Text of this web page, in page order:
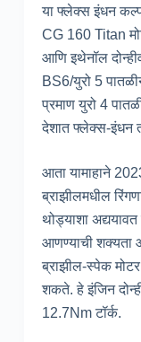
या फ्लेक्स इंधन
CG 160 Titan
आणि इथेनॉल
BS6/युरो 5
प्रमाण युरो 4
देशात फ्लेक्स-इंधन
आता यामाहाने
ब्राझीलमधील
थोड्याशा
आणण्याची शक्यता
ब्राझील-स्पेक
शकते. हे इंजिन
12.7Nm टॉर्क.